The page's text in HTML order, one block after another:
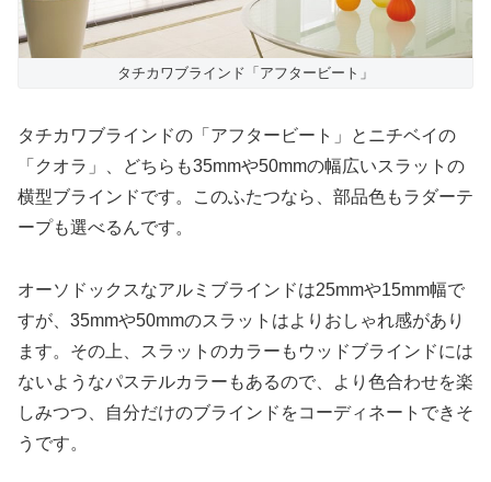
タチカワブラインド「アフタービート」
タチカワブラインドの「アフタービート」とニチベイの
「クオラ」、どちらも35mmや50mmの幅広いスラットの
横型ブラインドです。このふたつなら、部品色もラダーテ
ープも選べるんです。
オーソドックスなアルミブラインドは25mmや15mm幅で
すが、35mmや50mmのスラットはよりおしゃれ感があり
ます。その上、スラットのカラーもウッドブラインドには
ないようなパステルカラーもあるので、より色合わせを楽
しみつつ、自分だけのブラインドをコーディネートできそ
うです。